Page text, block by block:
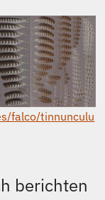
falco/tinnunculu
berichten